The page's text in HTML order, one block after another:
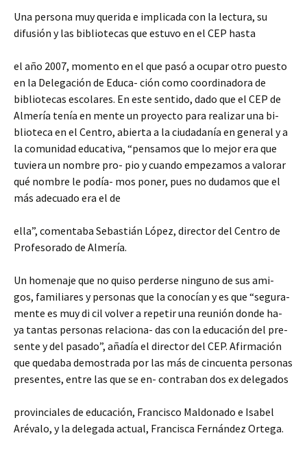
Una persona muy querida e implicada con la lectura, su
difusión y las bibliotecas que estuvo en el CEP hasta
el año 2007, momento en el que pasó a ocupar otro puesto
en la Delegación de Educa- ción como coordinadora de
bibliotecas escolares. En este sentido, dado que el CEP de
Almería tenía en mente un proyecto para realizar una bi-
blioteca en el Centro, abierta a la ciudadanía en general y a
la comunidad educativa, “pensamos que lo mejor era que
tuviera un nombre pro- pio y cuando empezamos a valorar
qué nombre le podía- mos poner, pues no dudamos que el
más adecuado era el de
ella”, comentaba Sebastián López, director del Centro de
Profesorado de Almería.
Un homenaje que no quiso perderse ninguno de sus ami-
gos, familiares y personas que la conocían y es que “segura-
mente es muy di cil volver a repetir una reunión donde ha-
ya tantas personas relaciona- das con la educación del pre-
sente y del pasado”, añadía el director del CEP. Afirmación
que quedaba demostrada por las más de cincuenta personas
presentes, entre las que se en- contraban dos ex delegados
provinciales de educación, Francisco Maldonado e Isabel
Arévalo, y la delegada actual, Francisca Fernández Ortega.